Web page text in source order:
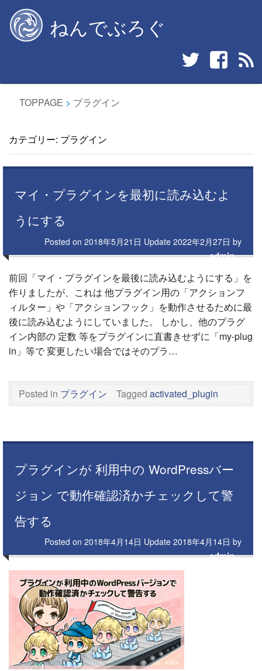
content
ねんでぶろぐ
TOPPAGE > プラグイン
カテゴリー: プラグイン
マイ・プラグインを最初に読み込むよ
うにする
Posted on 2018年5月21日 Update 2022年2月27日 by
admin
前回「マイ・プラグインを最後に読み込むようにする」を
作りましたが、これは 他プラグイン用の「アクションフ
ィルター」や「アクションフック」を動作させるために最
後に読み込むようにしていました。 しかし、他のプラグ
イン内部の 定数 等をプラグインに直書きせずに「my-plug
in」等で 変更したい場合ではそのプラ…
Posted in プラグイン Tagged activated_plugin
プラグインが 利用中の WordPressバー
ジョン で動作確認済かチェックして警
告する
Posted on 2018年4月14日 Update 2018年4月14日 by
admin